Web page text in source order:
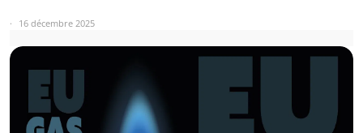
16 décembre 2025